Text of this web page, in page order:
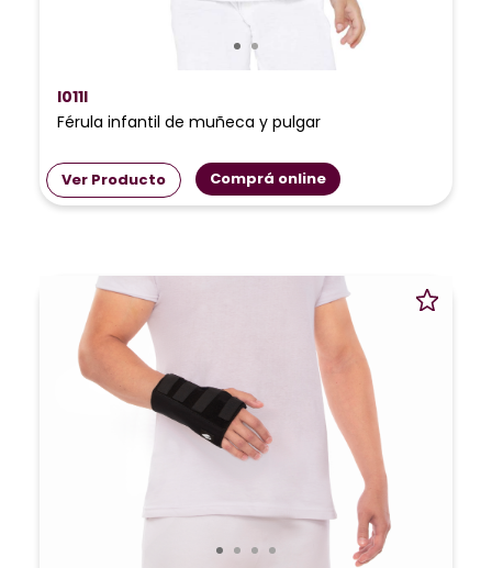
I011I
Férula infantil de muñeca y pulgar
Ver Producto Comprá online